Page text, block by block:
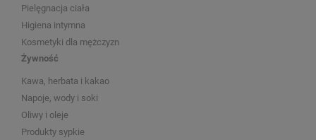
Pielęgnacja ciała
Higiena intymna
Kosmetyki dla mężczyzn
Żywność
Kawa, herbata i kakao
Napoje, wody i soki
Oliwy i oleje
Produkty sypkie